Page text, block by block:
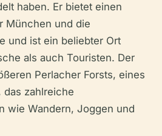
haben. Er bietet einen
München und die
und ist ein beliebter Ort
als auch Touristen. Der
Perlacher Forsts, eines
das zahlreiche
wie Wandern, Joggen und